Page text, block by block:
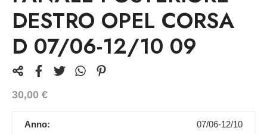
DESTRO OPEL CORSA
D 07/06-12/10 09
30,00 €
Anno: 07/06-12/10